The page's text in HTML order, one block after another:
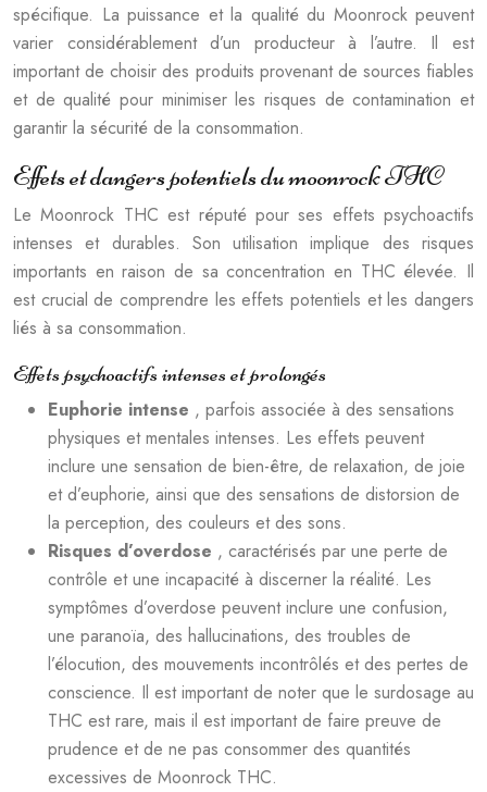
spécifique. La puissance et la qualité du Moonrock peuvent
varier considérablement d’un producteur à l’autre. Il est
important de choisir des produits provenant de sources fiables
et de qualité pour minimiser les risques de contamination et
garantir la sécurité de la consommation.
Effets et dangers potentiels du moonrock THC
Le Moonrock THC est réputé pour ses effets psychoactifs
intenses et durables. Son utilisation implique des risques
importants en raison de sa concentration en THC élevée. Il
est crucial de comprendre les effets potentiels et les dangers
liés à sa consommation.
Effets psychoactifs intenses et prolongés
Euphorie intense , parfois associée à des sensations
physiques et mentales intenses. Les effets peuvent
inclure une sensation de bien-être, de relaxation, de joie
et d’euphorie, ainsi que des sensations de distorsion de
la perception, des couleurs et des sons.
Risques d’overdose , caractérisés par une perte de
contrôle et une incapacité à discerner la réalité. Les
symptômes d’overdose peuvent inclure une confusion,
une paranoïa, des hallucinations, des troubles de
l’élocution, des mouvements incontrôlés et des pertes de
conscience. Il est important de noter que le surdosage au
THC est rare, mais il est important de faire preuve de
prudence et de ne pas consommer des quantités
excessives de Moonrock THC.